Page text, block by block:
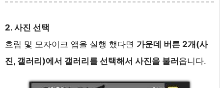
2. 사진 선택
흐림 및 모자이크 앱을 실행 했다면 가운데 버튼 2개(사
진, 갤러리)에서 갤러리를 선택해서 사진을 불러옵니다.